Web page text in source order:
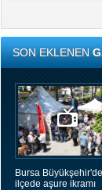
SON EKLENEN
Bursa
ilçede aşure ikramı